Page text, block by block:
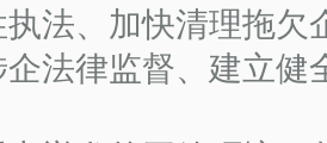
法、加快清理拖欠
法律监督、建立健